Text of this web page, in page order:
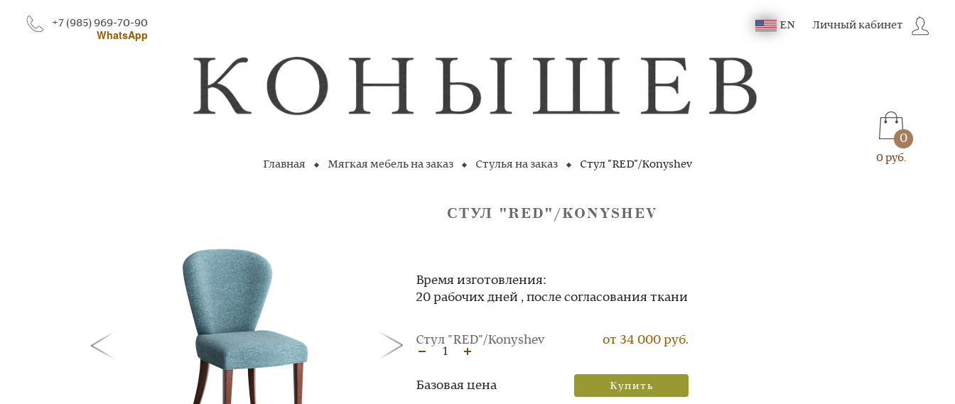
+7 (985) 969-70-90
WhatsApp
EN Личный кабинет
0
0 руб.
Главная Мягкая мебель на заказ Стулья на заказ Стул "RED"/Konyshev
СТУЛ "RED"/KONYSHEV
Время изготовления:
20 рабочих дней , после согласования ткани
Стул "RED"/Konyshev
от 34 000 руб.
1
Базовая цена Купить